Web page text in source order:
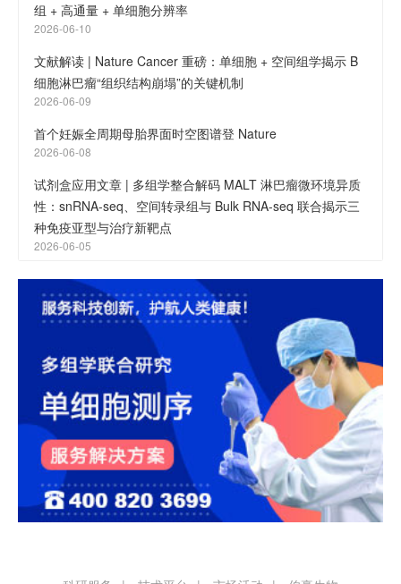
组 + 高通量 + 单细胞分辨率
2026-06-10
文献解读 | Nature Cancer 重磅：单细胞 + 空间组学揭示 B
细胞淋巴瘤“组织结构崩塌”的关键机制
2026-06-09
首个妊娠全周期母胎界面时空图谱登 Nature
2026-06-08
试剂盒应用文章 | 多组学整合解码 MALT 淋巴瘤微环境异质
性：snRNA-seq、空间转录组与 Bulk RNA-seq 联合揭示三
种免疫亚型与治疗新靶点
2026-06-05